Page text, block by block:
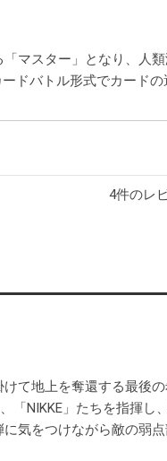
マスター」となり、人
ドバトル形式でカードの
4件のレ
て地上を奪還する最後
「NIKKE」たちを指揮し
気をつけながら敵の弱